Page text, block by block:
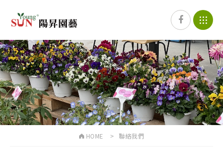
HOME 聯絡我們